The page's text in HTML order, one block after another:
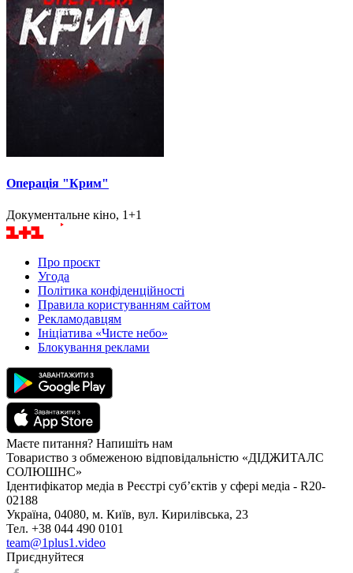
Операція "Крим"
Документальне кіно, 1+1
Про проєкт
Угода
Політика конфіденційності
Правила користуванням сайтом
Рекламодавцям
Ініціатива «Чисте небо»
Блокування реклами
Маєте питання? Напишіть нам
Товариство з обмеженою відповідальністю «ДІДЖИТАЛС
СОЛЮШНС»
Ідентифікатор медіа в Реєстрі суб’єктів у сфері медіа - R20-
02188
Україна, 04080, м. Київ, вул. Кирилівська, 23
Тел. +38 044 490 0101
team@1plus1.video
Приєднуйтеся